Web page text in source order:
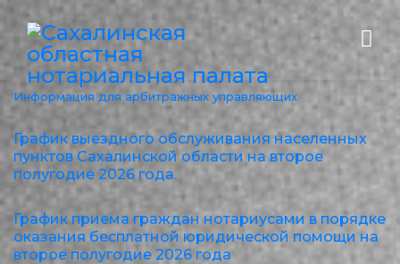
Информация для арбитражных управляющих
График выездного обслуживания населенных
пунктов Сахалинской области на второе
полугодие 2026 года.
График приема граждан нотариусами в порядке
оказания бесплатной юридической помощи на
второе полугодие 2026 года